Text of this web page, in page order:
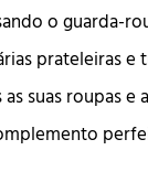
o guarda-
prateleiras e
suas roupas e